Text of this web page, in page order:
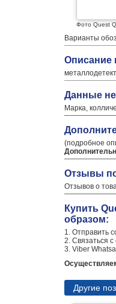
Фото Quest
Варианты
Описание
Данные
Марка,
(подробное
Отзывы
Отзывов о
Купить
образом:
1. Отправить
2. Связаться
3. Viber
Другие